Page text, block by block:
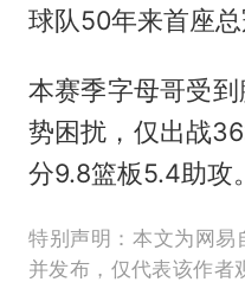
球队50年来首座总
本赛季字母哥受
势困扰，仅出战
分9.8篮板5.4助攻
特别声明：本文为网易
并发布，仅代表该作者